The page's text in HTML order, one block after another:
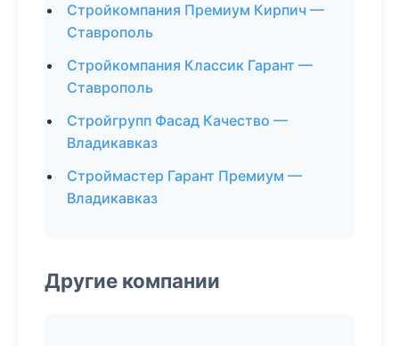
Стройкомпания Премиум Кирпич —
Ставрополь
Стройкомпания Классик Гарант —
Ставрополь
Стройгрупп Фасад Качество —
Владикавказ
Строймастер Гарант Премиум —
Владикавказ
Другие компании